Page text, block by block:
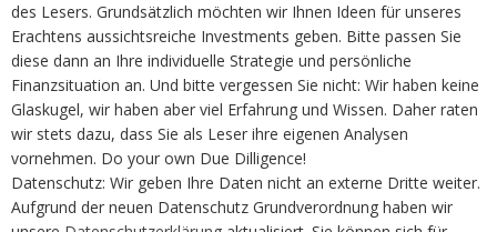
des Lesers. Grundsätzlich möchten wir Ihnen Ideen für unseres
Erachtens aussichtsreiche Investments geben. Bitte passen Sie
diese dann an Ihre individuelle Strategie und persönliche
Finanzsituation an. Und bitte vergessen Sie nicht: Wir haben keine
Glaskugel, wir haben aber viel Erfahrung und Wissen. Daher raten
wir stets dazu, dass Sie als Leser ihre eigenen Analysen
vornehmen. Do your own Due Dilligence!
Datenschutz: Wir geben Ihre Daten nicht an externe Dritte weiter.
Aufgrund der neuen Datenschutz Grundverordnung haben wir